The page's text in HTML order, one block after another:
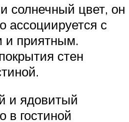
солнечный цвет, он
ассоциируется с
и приятным.
стен
и ядовитый
в гостиной